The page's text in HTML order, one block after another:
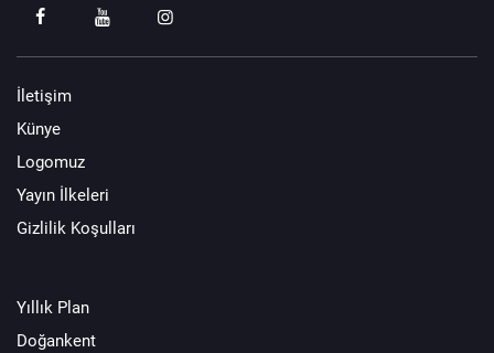
İletişim
Künye
Logomuz
Yayın İlkeleri
Gizlilik Koşulları
Yıllık Plan
Doğankent